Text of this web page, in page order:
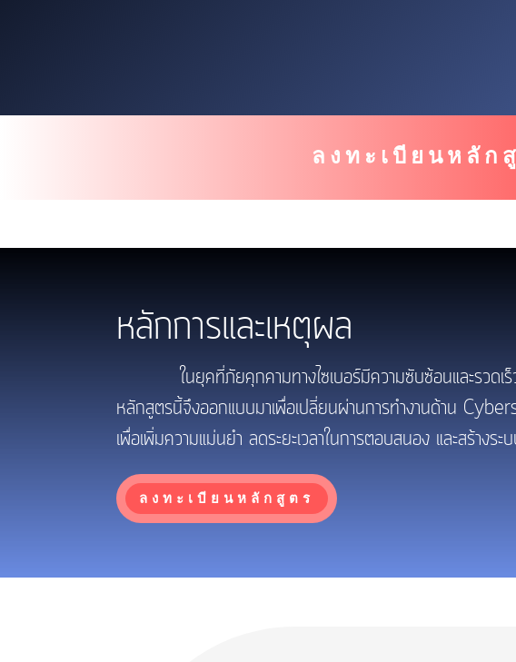
ลงทะเบียนหลัก
หลักการและเหตุผล
ในยุคที่ภัยคุกคามทางไซเบอร์มีความซับซ้อนและรวดเร็ว
หลักสูตรนี้จึงออกแบบมาเพื่อเปลี่ยนผ่านการทำงานด้าน
เพื่อเพิ่มความแม่นยำ ลดระยะเวลาในการตอบสนอง และสร้าง
ลงทะเบียนหลักสูตร